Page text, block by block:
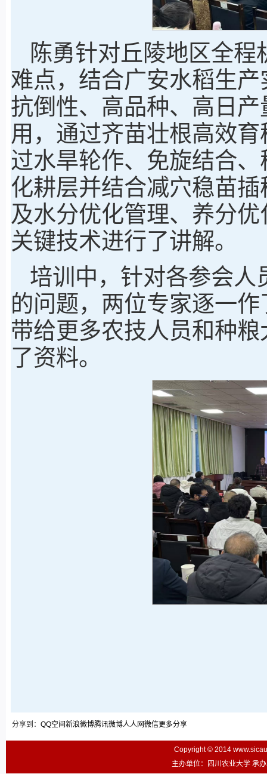
陈勇针对丘陵地区全
难点，结合广安水稻生
抗倒性、高品种、高日
用，通过齐苗壮根高效
过水旱轮作、免旋结合
化耕层并结合减穴稳苗
及水分优化管理、养分
关键技术进行了讲解。
培训中，针对各参会人
的问题，两位专家逐一
带给更多农技人员和种
了资料。
分享到： QQ空间 新浪微博腾讯微博人人网微信更多分享
Copyright © 2014
主办单位：四川农业大学 承